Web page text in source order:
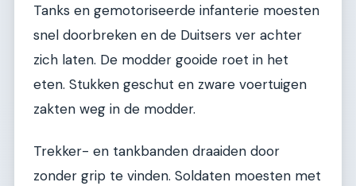
Tanks en gemotoriseerde infanterie moesten
snel doorbreken en de Duitsers ver achter
zich laten. De modder gooide roet in het
eten. Stukken geschut en zware voertuigen
zakten weg in de modder.
Trekker- en tankbanden draaiden door
zonder grip te vinden. Soldaten moesten met